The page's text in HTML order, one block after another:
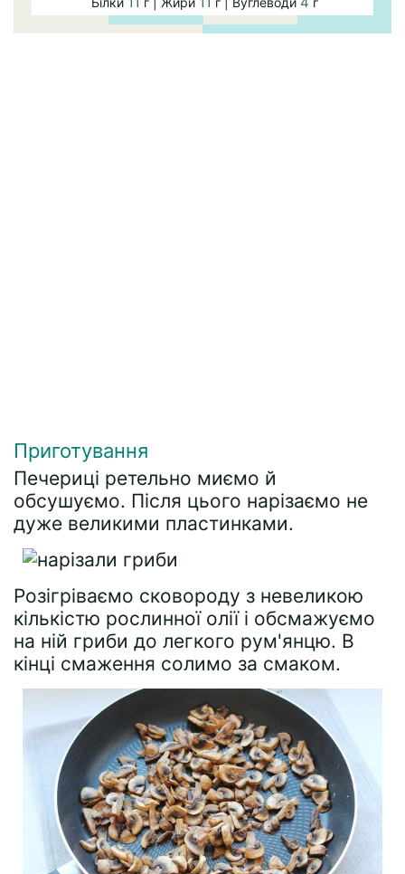
Приготування
Печериці ретельно миємо й
обсушуємо. Після цього нарізаємо не
дуже великими пластинками.
Розігріваємо сковороду з невеликою
кількістю рослинної олії і обсмажуємо
на ній гриби до легкого рум'янцю. В
кінці смаження солимо за смаком.